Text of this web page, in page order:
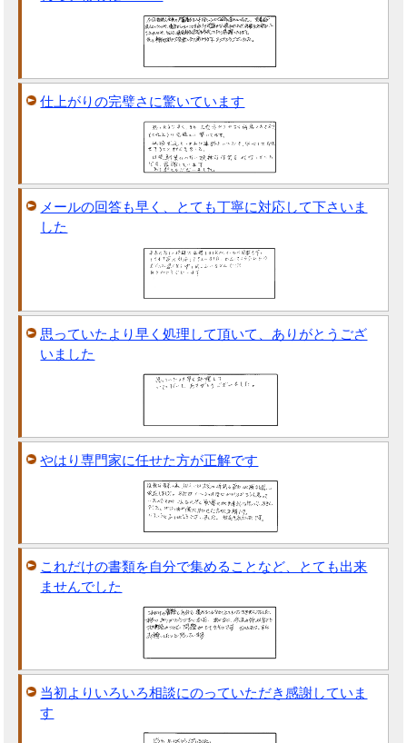
仕上がりの完璧さに驚いています
メールの回答も早く、とても丁寧に対応して下さいま
した
思っていたより早く処理して頂いて、ありがとうござ
いました
やはり専門家に任せた方が正解です
これだけの書類を自分で集めることなど、とても出来
ませんでした
当初よりいろいろ相談にのっていただき感謝していま
す